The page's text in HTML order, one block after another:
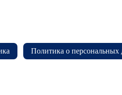
Политика о персональных